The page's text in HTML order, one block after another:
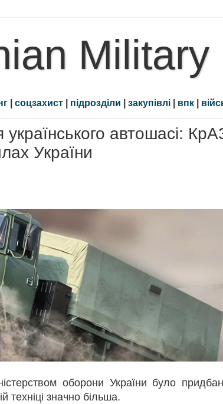
Military
| соцзахист | підрозділи | закупівлі | впк |
автошасі:
України
оборони України було
техніці значно більша.